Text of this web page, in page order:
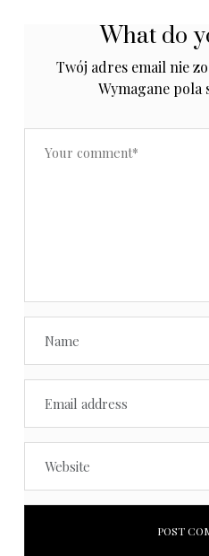
What do
Twój adres email nie
Wymagane pola